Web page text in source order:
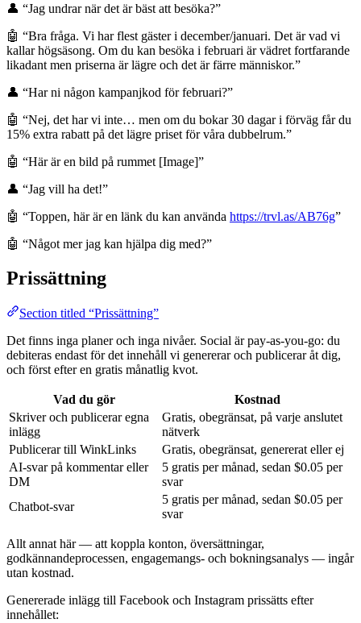
👤 “Jag undrar när det är bäst att besöka?”
🤖 “Bra fråga. Vi har flest gäster i december/januari. Det är vad vi
kallar högsäsong. Om du kan besöka i februari är vädret fortfarande
likadant men priserna är lägre och det är färre människor.”
👤 “Har ni någon kampanjkod för februari?”
🤖 “Nej, det har vi inte… men om du bokar 30 dagar i förväg får du
15% extra rabatt på det lägre priset för våra dubbelrum.”
🤖 “Här är en bild på rummet [Image]”
👤 “Jag vill ha det!”
🤖 “Toppen, här är en länk du kan använda https://trvl.as/AB76g”
🤖 “Något mer jag kan hjälpa dig med?”
Prissättning
Section titled “Prissättning”
Det finns inga planer och inga nivåer. Social är pay-as-you-go: du
debiteras endast för det innehåll vi genererar och publicerar åt dig,
och först efter en gratis månatlig kvot.
Vad du gör
Kostnad
Skriver och publicerar egna
inlägg
Gratis, obegränsat, på varje anslutet
nätverk
Publicerar till WinkLinks
Gratis, obegränsat, genererat eller ej
AI-svar på kommentar eller
DM
5 gratis per månad, sedan $0.05 per
svar
Chatbot-svar
5 gratis per månad, sedan $0.05 per
svar
Allt annat här — att koppla konton, översättningar,
godkännandeprocessen, engagemangs- och bokningsanalys — ingår
utan kostnad.
Genererade inlägg till Facebook och Instagram prissätts efter
innehållet: